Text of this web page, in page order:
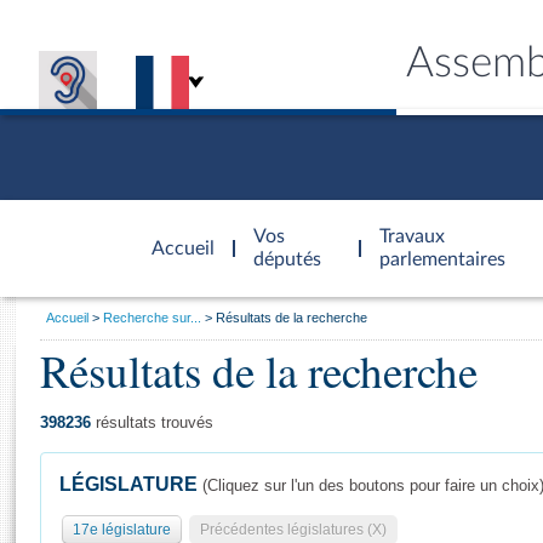
Accueil
d'accueil
Vos
députés
Travaux
parlementaires
Général
Vous
Accueil Recherche sur... Résultats de la recherche
Résultats de la recherche
398236 résultats trouvés
LÉGISLATURE (Cliquez sur l'un des boutons pour faire un choix)
17e législature Précédentes législatures (X)